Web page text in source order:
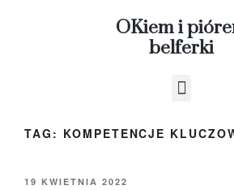
OKiem i
belferki
TAG: KOMPETENCJE
19 KWIETNIA 2022